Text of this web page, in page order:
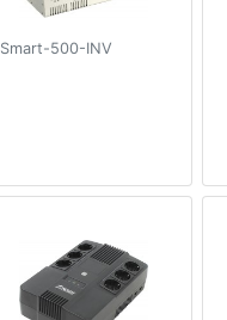
Smart-500-INV